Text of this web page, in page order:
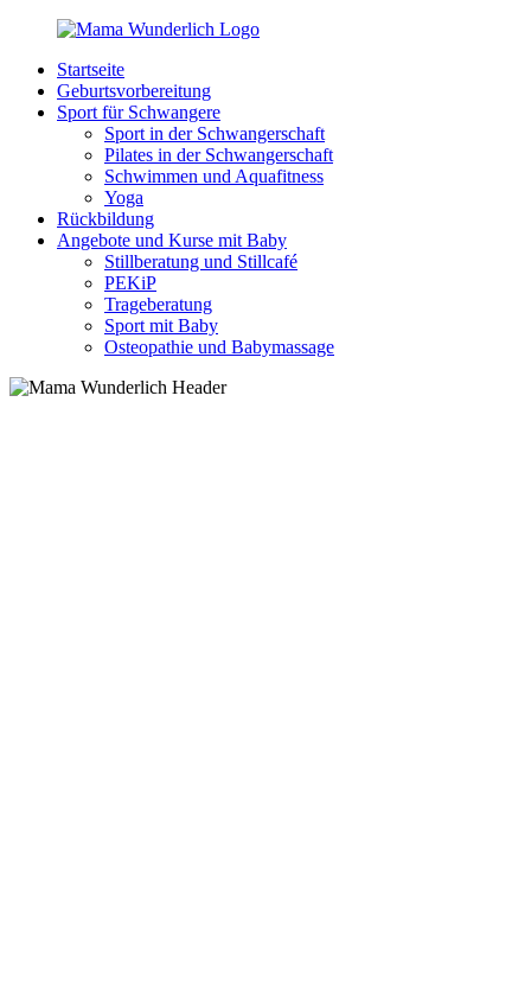
Zurück
Inhalt
MamaWunderlich.de
Mutti
sein
wunderbar!
Startseite
Geburtsvorbereitung
Sport für Schwangere
Sport in der Schwangerschaft
Pilates in der Schwangerschaft
Schwimmen und Aquafitness
Yoga
Rückbildung
Angebote und Kurse mit Baby
Stillberatung und Stillcafé
PEKiP
Trageberatung
Sport mit Baby
Osteopathie und Babymassage